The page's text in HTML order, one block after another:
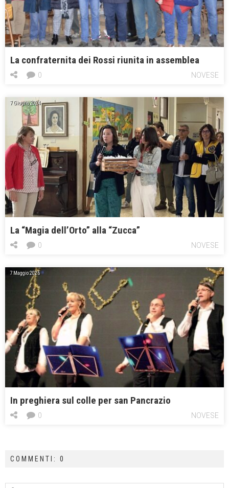
La confraternita dei Rossi riunita in assemblea
NOVESE
0
7 Giugno 2024
La “Magia dell’Orto” alla “Zucca”
NOVESE
0
7 Maggio 2026
In preghiera sul colle per san Pancrazio
NOVESE
0
COMMENTI: 0